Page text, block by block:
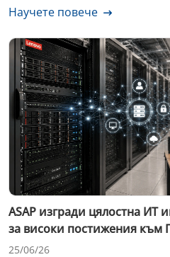
Научете повече
ASAP изгради цялостна ИТ
за високи постижения към
25/06/26